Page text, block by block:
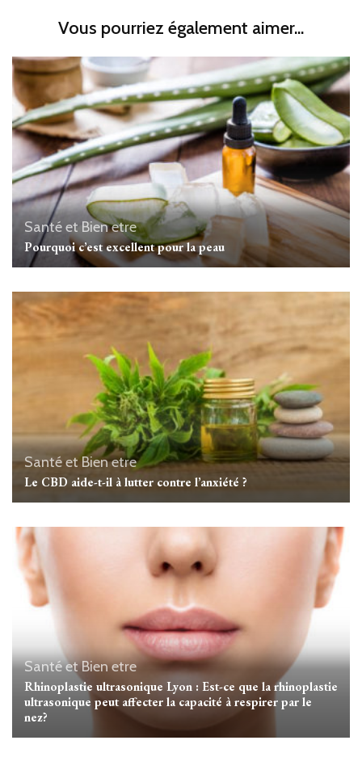
Vous pourriez également aimer...
Santé et Bien etre
Pourquoi c’est excellent pour la peau
Santé et Bien etre
Le CBD aide-t-il à lutter contre l’anxiété ?
Santé et Bien etre
Rhinoplastie ultrasonique Lyon : Est-ce que la rhinoplastie
ultrasonique peut affecter la capacité à respirer par le
nez?